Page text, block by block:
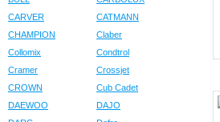
CARVER
CATMANN
CHAMPION
Claber
Collomix
Condtrol
Cramer
Crossjet
CROWN
Cub Cadet
DAEWOO
DAJO